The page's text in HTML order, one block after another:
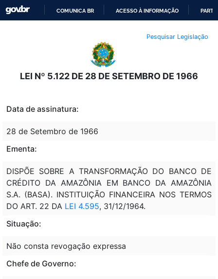
O
CONTEÚDO
COMUNICA BR ACESSO À INFORMAÇÃO
Pesquisar Legislação
LEI Nº 5.122 DE 28 DE SETEMBRO DE 1966
Data de assinatura:
28 de Setembro de 1966
Ementa:
DISPÕE SOBRE A TRANSFORMAÇÃO DO BANCO DE
CRÉDITO DA AMAZÔNIA EM BANCO DA AMAZÔNIA
S.A. (BASA). INSTITUIÇÃO FINANCEIRA NOS TERMOS
DO ART. 22 DA LEI 4.595, 31/12/1964.
Situação:
Não consta revogação expressa
Chefe de Governo: